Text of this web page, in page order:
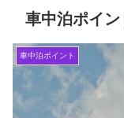
車中泊ポイン
車中泊ポイント